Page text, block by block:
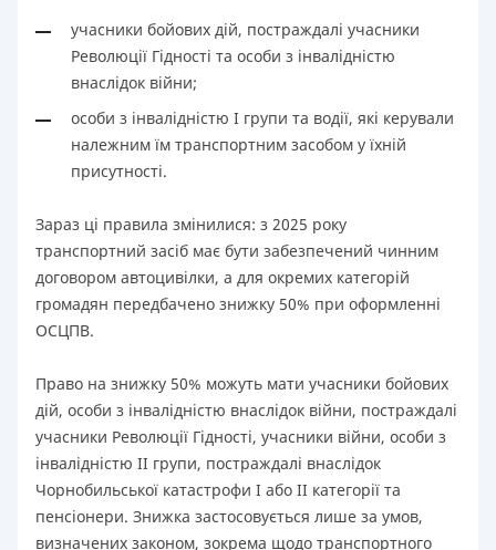
учасники бойових дій, постраждалі учасники
Революції Гідності та особи з інвалідністю
внаслідок війни;
особи з інвалідністю I групи та водії, які керували
належним їм транспортним засобом у їхній
присутності.
Зараз ці правила змінилися: з 2025 року
транспортний засіб має бути забезпечений чинним
договором автоцивілки, а для окремих категорій
громадян передбачено знижку 50% при оформленні
ОСЦПВ.
Право на знижку 50% можуть мати учасники бойових
дій, особи з інвалідністю внаслідок війни, постраждалі
учасники Революції Гідності, учасники війни, особи з
інвалідністю II групи, постраждалі внаслідок
Чорнобильської катастрофи I або II категорії та
пенсіонери. Знижка застосовується лише за умов,
визначених законом, зокрема щодо транспортного